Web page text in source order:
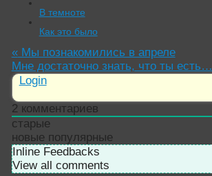
В темноте
Как это было
«Мы познакомились в апреле
Мне достаточно знать, что ты есть…
Login
2 комментариев
старые
новые популярные
Inline Feedbacks
View all comments